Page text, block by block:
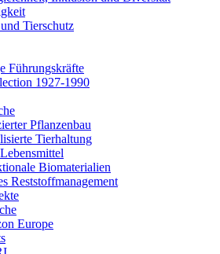
Tierschutz
Führungskräfte
1927-1990
Pflanzenbau
Tierhaltung
Biomaterialien
Reststoffmanagement
Europe